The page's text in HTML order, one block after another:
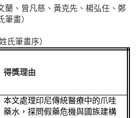
蘭、曾凡慈、黃克先、楊弘任、鄭
畫）
氏筆畫序）
得獎理由
本文處理印尼傳統醫療中的爪哇
藥水，探問假藥危機與國族建構